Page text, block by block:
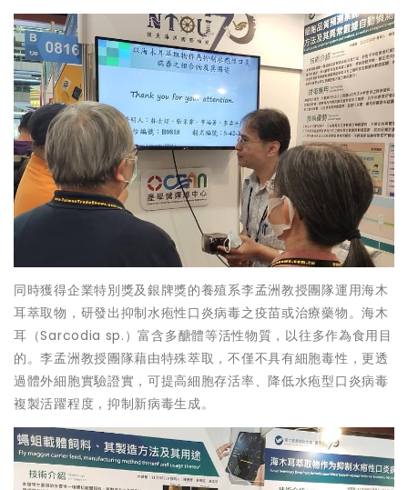
同時獲得企業特別獎及銀牌獎的養殖系李孟洲教授團隊運用海木
耳萃取物，研發出抑制水疱性口炎病毒之疫苗或治療藥物。海木
耳（Sarcodia sp.）富含多醣體等活性物質，以往多作為食用目
的。李孟洲教授團隊藉由特殊萃取，不僅不具有細胞毒性，更透
過體外細胞實驗證實，可提高細胞存活率、降低水疱型口炎病毒
複製活躍程度，抑制新病毒生成。